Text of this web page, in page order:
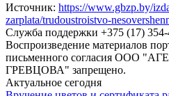
Источник: https://www.gbzp.by/
zarplata/trudoustroistvo-
Служба поддержки +375 (17)
Воспроизведение материалов
письменного согласия OOO
ГРЕВЦОВА" запрещено.
Актуальное сегодня